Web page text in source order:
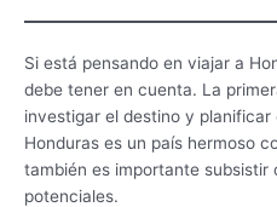
Si está pensando en viajar a
debe tener en cuenta. La
investigar el destino y
Honduras es un país hermoso
también es importante subsistir
potenciales.